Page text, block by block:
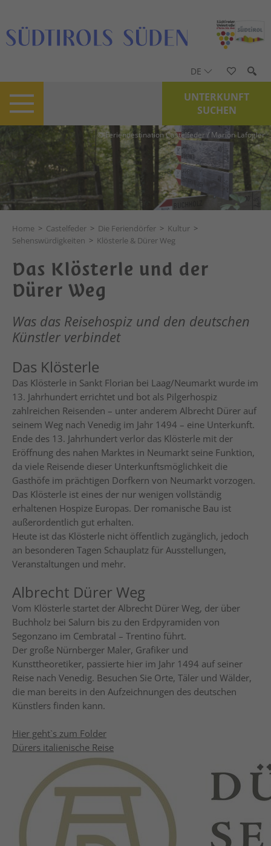
DE
UNTERKUNFT
SUCHEN
© Feriendestination Castelfeder / Marion Lafogler
Home > Castelfeder > Die Feriendörfer > Kultur >
Sehenswürdigkeiten > Klösterle & Dürer Weg
Das Klösterle und der
Dürer Weg
Was das Reisehospiz und den deutschen
Künstler verbindet
Das Klösterle
Das Klösterle in Sankt Florian bei Laag/Neumarkt wurde im
13. Jahrhundert errichtet und bot als Pilgerhospiz
zahlreichen Reisenden – unter anderem Albrecht Dürer auf
seinem Weg nach Venedig im Jahr 1494 – eine Unterkunft.
Ende des 13. Jahrhundert verlor das Klösterle mit der
Eröffnung des nahen Marktes in Neumarkt seine Funktion,
da viele Reisende dieser Unterkunftsmöglichkeit die
Gasthöfe im prächtigen Dorfkern von Neumarkt vorzogen.
Das Klösterle ist eines der nur wenigen vollständig
erhaltenen Hospize Europas. Der romanische Bau ist
außerordentlich gut erhalten.
Heute ist das Klösterle nicht öffentlich zugänglich, jedoch
an besonderen Tagen Schauplatz für Ausstellungen,
Veranstaltungen und mehr.
Albrecht Dürer Weg
Vom Klösterle startet der Albrecht Dürer Weg, der über
Buchholz bei Salurn bis zu den Erdpyramiden von
Segonzano im Cembratal – Trentino führt.
Der große Nürnberger Maler, Grafiker und
Kunsttheoretiker, passierte hier im Jahr 1494 auf seiner
Reise nach Venedig. Besuchen Sie Orte, Täler und Wälder,
die man bereits in den Aufzeichnungen des deutschen
Künstlers finden kann.
Hier geht`s zum Folder
Dürers italienische Reise